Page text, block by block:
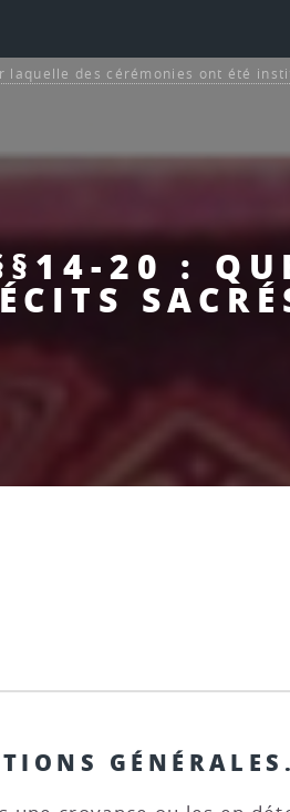
20 :
laquelle des cérémonies ont été
GÉNÉRALES.